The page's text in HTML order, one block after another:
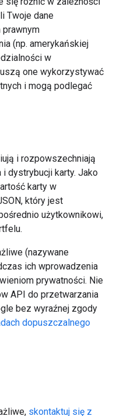
Twoje dane
prawnym
(np. amerykańskiej
w
one wykorzystywać
i mogą podlegać
i rozpowszechniają
dystrybucji karty. Jako
karty w
który jest
użytkownikowi,
(nazywane
ich wprowadzenia
prywatności. Nie
API do przetwarzania
bez wyraźnej zgody
dopuszczalnego
skontaktuj się z